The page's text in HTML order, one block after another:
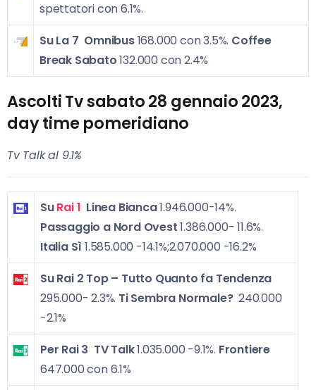
spettatori con 6.1%.
Su La 7 Omnibus168.000 con 3.5%. Coffee
Break Sabato132.000 con 2.4%
Ascolti Tv sabato28 gennaio 2023,
day time pomeridiano
Tv Talk al 9.1%
SuRai 1 Linea Bianca1.946.000-14%.
Passaggio a Nord Ovest1.386.000- 11.6%.
Italia Sì 1.585.000 -14.1%;2.070.000 -16.2%
Su Rai 2 Top – Tutto Quanto fa Tendenza
295.000- 2.3%. Ti Sembra Normale? 240.000
-2.1%
Per Rai 3 TV Talk1.035.000 -9.1%. Frontiere
647.000 con 6.1%